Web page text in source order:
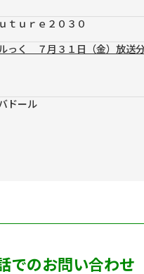
ｔｕｒｅ２０３０
ルっく ７月３１日（金）放送
おさかもん！！８月前半号
Ｖ特急 ８／４号
っく ７月３１日（金）放送分
ｉｐｐｅｒ ＃７９
・バファローズが好きやねん！
ｔｕｒｅ２０３０
イチャー探訪 ＃１６８
ドール
ドール
ドール
でのお問い合わせ